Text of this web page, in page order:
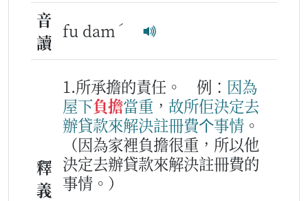
音
讀
fu dam ˊ
釋
義
1.所承擔的責任。 例： 因為
屋下負擔當重 ， 故所佢決定去
辦貸款來解決註冊費个事情 。
（因為家裡負擔很重，所以他
決定去辦貸款來解決註冊費的
事情。）